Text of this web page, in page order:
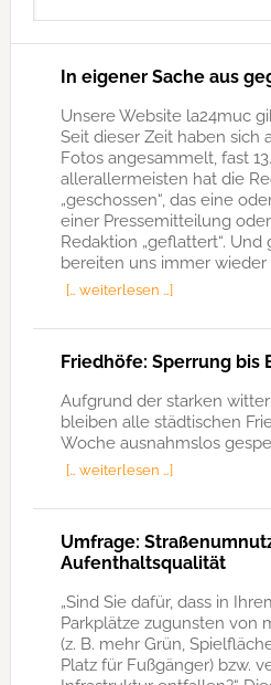
In eigener Sache aus
Unsere Website la24muc
Seit dieser Zeit haben sich
Fotos angesammelt, fast
allerallermeisten hat die
„geschossen“, das eine
einer Pressemitteilung
Redaktion „geflattert“.
bereiten uns immer wieder
[… weiterlesen …]
Friedhöfe: Sperrung bis
Aufgrund der starken
bleiben alle städtischen
Woche ausnahmslos
[… weiterlesen …]
Umfrage:
Aufenthaltsqualität
„Sind Sie dafür, dass in
Parkplätze zugunsten von
(z. B. mehr Grün,
Platz für Fußgänger) bzw.